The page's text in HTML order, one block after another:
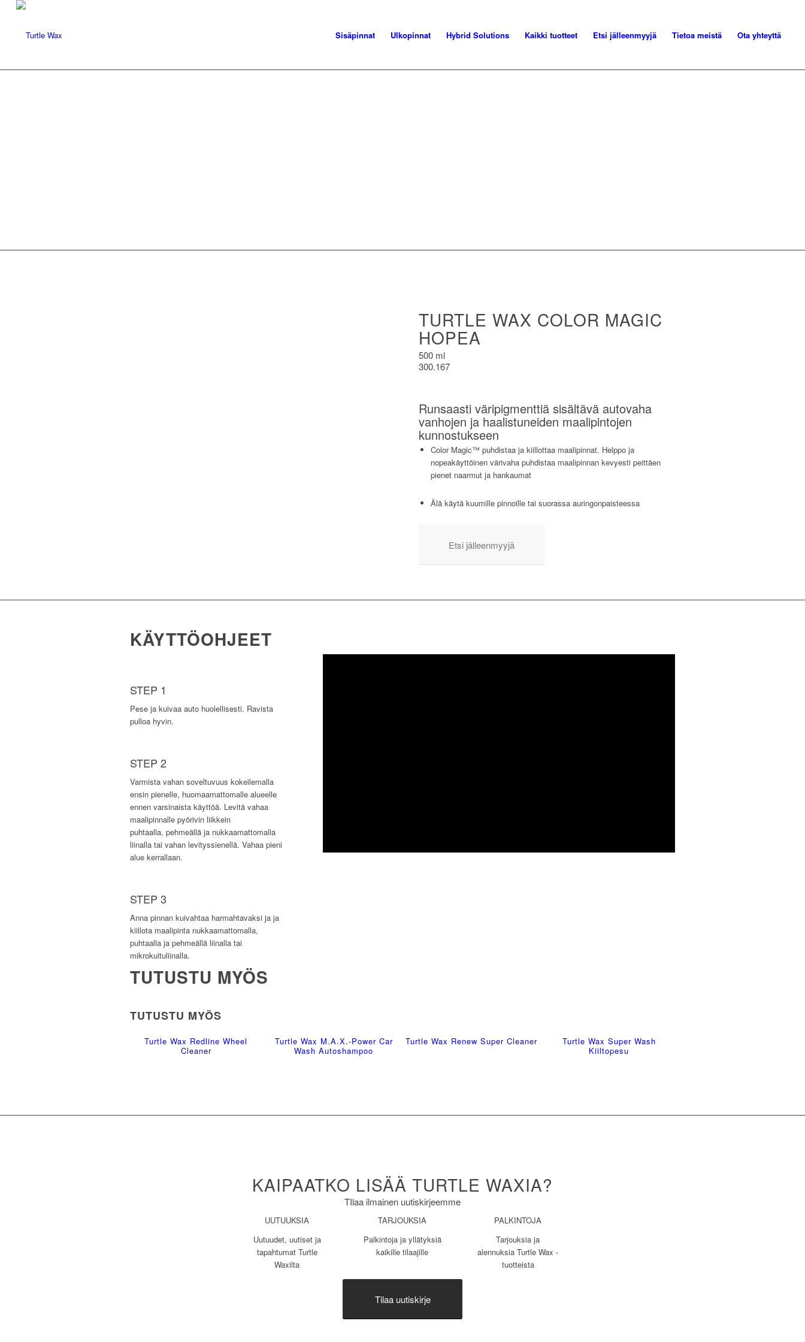
Sisäpinnat Ulkopinnat Hybrid Solutions Kaikki tuotteet Etsi jälleenmyyjä Tietoa meistä Ota yhteyttä
TURTLE WAX COLOR MAGIC
HOPEA
500 ml
300.167
Runsaasti väripigmenttiä sisältävä autovaha
vanhojen ja haalistuneiden maalipintojen
kunnostukseen
Color Magic™ puhdistaa ja kiillottaa maalipinnat. Helppo ja
nopeakäyttöinen värivaha puhdistaa maalipinnan kevyesti peittäen
pienet naarmut ja hankaumat
Älä käytä kuumille pinnoille tai suorassa auringonpaisteessa
Etsi jälleenmyyjä
KÄYTTÖOHJEET
STEP 1
Pese ja kuivaa auto huolellisesti. Ravista
pulloa hyvin.
STEP 2
Varmista vahan soveltuvuus kokeilemalla
ensin pienelle, huomaamattomalle alueelle
ennen varsinaista käyttöä. Levitä vahaa
maalipinnalle pyörivin liikkein
puhtaalla, pehmeällä ja nukkaamattomalla
liinalla tai vahan levityssienellä. Vahaa pieni
alue kerrallaan.
STEP 3
Anna pinnan kuivahtaa harmahtavaksi ja ja
kiillota maalipinta nukkaamattomalla,
puhtaalla ja pehmeällä liinalla tai
mikrokuituliinalla.
TUTUSTU MYÖS
TUTUSTU MYÖS
Turtle Wax Redline Wheel
Cleaner
Turtle Wax M.A.X.-Power Car
Wash Autoshampoo
Turtle Wax Renew Super Cleaner
Turtle Wax Super Wash
Kiiltopesu
KAIPAATKO LISÄÄ TURTLE WAXIA?
TIlaa ilmainen uutiskirjeemme
UUTUUKSIA
Uutuudet, uutiset ja
tapahtumat Turtle
Waxilta
TARJOUKSIA
Palkintoja ja yllätyksiä
kaikille tilaajille
PALKINTOJA
Tarjouksia ja
alennuksia Turtle Wax -
tuotteista
Tilaa uutiskirje